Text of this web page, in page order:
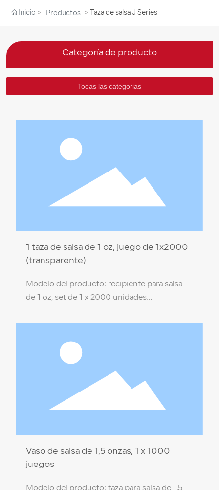
Inicio Productos Taza de salsa J Series
Categoría de producto
Todas las categorias
1 taza de salsa de 1 oz, juego de 1x2000
(transparente)
Modelo del producto: recipiente para salsa
de 1 oz, set de 1 x 2000 unidades
x 3,2 x 3 cm Material del producto: PP de
Temperatura de resistencia: 110 ℃ / -18 ℃
Cantidad por caja: 1 x 2000 sets
Vaso de salsa de 1,5 onzas, 1 x 1000
juegos
Modelo del producto: taza para salsa de 1,5